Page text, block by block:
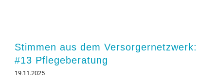
Stimmen aus dem Versorgernetzwerk:
#13 Pflegeberatung
19.11.2025